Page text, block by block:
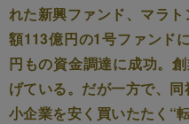
れた新興ファンド、マラ
額113億円の1号ファンド
円もの資金調達に成功。
げている。だが一方で、
小企業を安く買いたたく“